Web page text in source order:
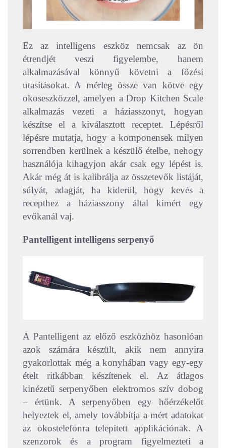
Ez az intelligens eszköz nemcsak az ön
étrendjét veszi figyelembe, hanem
alkalmazásával könnyű követni a főzési
utasításokat. A mérleg össze van kötve egy
okoseszközzel, amelyen a Drop Kitchen Scale
alkalmazás vezeti a háziasszonyt, hogyan
készítse el a kiválasztott receptet. Lépésről
lépésre mutatja, hogy a komponensek milyen
sorrendben kerülnek a készülő ételbe, nehogy
használója kihagyjon akár csak egy lépést is.
Akár még át is kalibrálja az összetevők listáját,
súlyát, adagját, ha kiderül, hogy kevés a
recepthez a háziasszony által kimért egy
evőkanál vaj.
Pantelligent intelligens serpenyő
A Pantelligent az előző eszközhöz hasonlóan
azok számára készült, akik nem annyira
gyakorlottak még a konyhában vagy egy-egy
ételt ritkábban készítenek el. Az átlagos
kinézetű serpenyőben elektromos szív dobog
– értünk. A serpenyőben egy hőérzékelőt
helyeztek el, amely továbbítja a mért adatokat
az okostelefonra telepített applikációnak. A
szenzorok és a program figyelmezteti a